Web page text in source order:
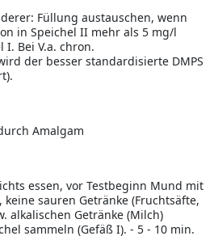
Füllung austauschen, wenn
in Speichel II mehr als 5 mg/l
I. Bei V.a. chron.
der besser standardisierte DMPS
Amalgam
essen, vor Testbeginn Mund mit
sauren Getränke (Fruchtsäfte,
alkalischen Getränke (Milch)
sammeln (Gefäß I). - 5 - 10 min.